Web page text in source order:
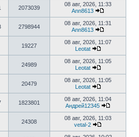
к
2073039
08 авг, 2026, 11:33
Ann8613
Перейти
к
2798944
08 авг, 2026, 11:31
Ann8613
Перейти
к
19227
08 авг, 2026, 11:07
Leotat
Перейти
к
24989
08 авг, 2026, 11:05
Leotat
Перейти
к
20479
08 авг, 2026, 11:05
Leotat
Перейти
к
последнему
1823801
08 авг, 2026, 11:04
Андрей12345
Перейти
к
24308
08 авг, 2026, 11:03
vetal-2
Перейти